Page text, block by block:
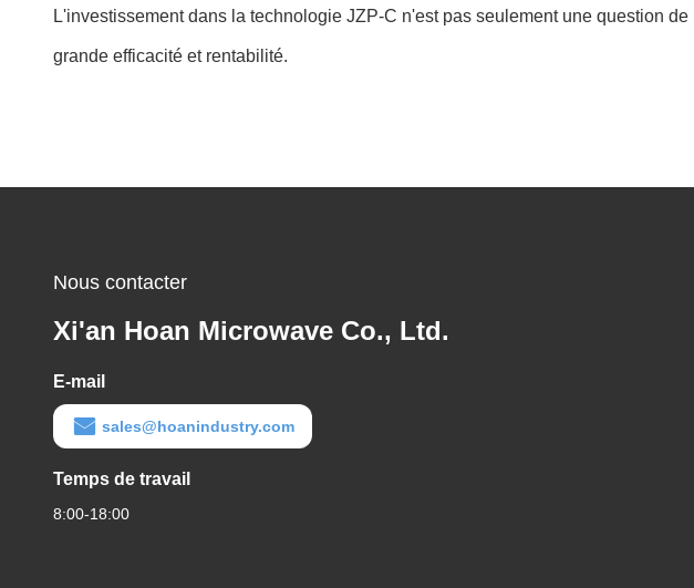
L'investissement dans la technologie JZP-C n'est pas seulement une question
grande efficacité et rentabilité.
Nous contacter
Xi'an Hoan Microwave Co., Ltd.
E-mail
sales@hoanindustry.com
Temps de travail
8:00-18:00